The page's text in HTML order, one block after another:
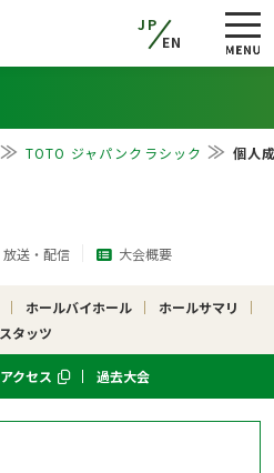
JP
EN
TOTO ジャパンクラシック 個人
放送・配信 大会概要
ホールバイホール
ホールサマリ
スタッツ
アクセス 過去大会